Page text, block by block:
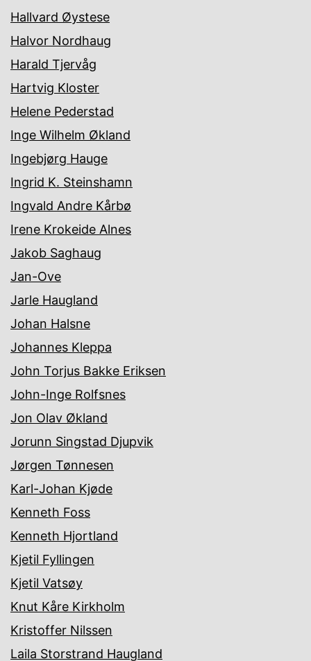
Hallvard Øystese
Halvor Nordhaug
Harald Tjervåg
Hartvig Kloster
Helene Pederstad
Inge Wilhelm Økland
Ingebjørg Hauge
Ingrid K. Steinshamn
Ingvald Andre Kårbø
Irene Krokeide Alnes
Jakob Saghaug
Jan-Ove
Jarle Haugland
Johan Halsne
Johannes Kleppa
John Torjus Bakke Eriksen
John-Inge Rolfsnes
Jon Olav Økland
Jorunn Singstad Djupvik
Jørgen Tønnesen
Karl-Johan Kjøde
Kenneth Foss
Kenneth Hjortland
Kjetil Fyllingen
Kjetil Vatsøy
Knut Kåre Kirkholm
Kristoffer Nilssen
Laila Storstrand Haugland